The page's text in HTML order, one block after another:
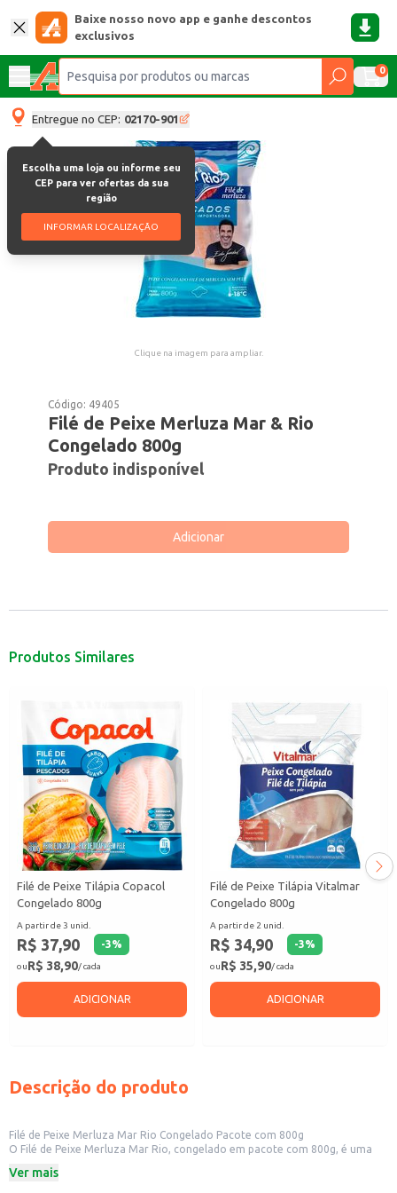
Baixe nosso novo app e ganhe descontos
exclusivos
0
Entregue no CEP: 02170-901
Escolha uma loja ou informe seu
CEP para ver ofertas da sua
região
INFORMAR LOCALIZAÇÃO
Clique na imagem para ampliar.
Código: 49405
Filé de Peixe Merluza Mar & Rio
Congelado 800g
Produto indisponível
Adicionar
Produtos Similares
Filé de Peixe Tilápia Copacol
Congelado 800g
A partir de 3 unid.
R$ 37,90 -3%
ouR$ 38,90/ cada
ADICIONAR
Filé de Peixe Tilápia Vitalmar
Congelado 800g
A partir de 2 unid.
R$ 34,90 -3%
ouR$ 35,90/ cada
ADICIONAR
Descrição do produto
Filé de Peixe Merluza Mar Rio Congelado Pacote com 800g
O Filé de Peixe Merluza Mar Rio, congelado em pacote com 800g, é uma
lanchonetes, bares e outros estabelecimentos comerciais que buscam
Ver mais